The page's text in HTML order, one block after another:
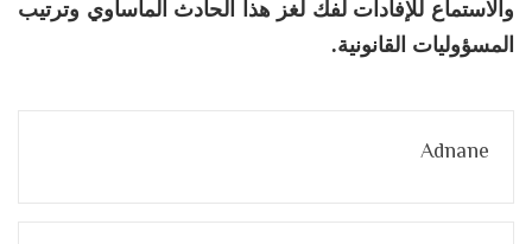
والاستماع للإفادات لفك لغز هذا الحادث المأساوي وترتيب
المسؤوليات القانونية.
Adnane